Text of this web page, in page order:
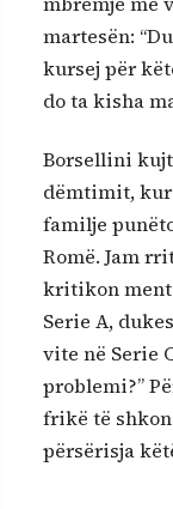
martesën:
kursej për
do ta kisha
Borsellini
dëmtimit, kur
familje
Romë. Jam
kritikon
Serie A,
vite në Serie
problemi?”
frikë të
përsërisja